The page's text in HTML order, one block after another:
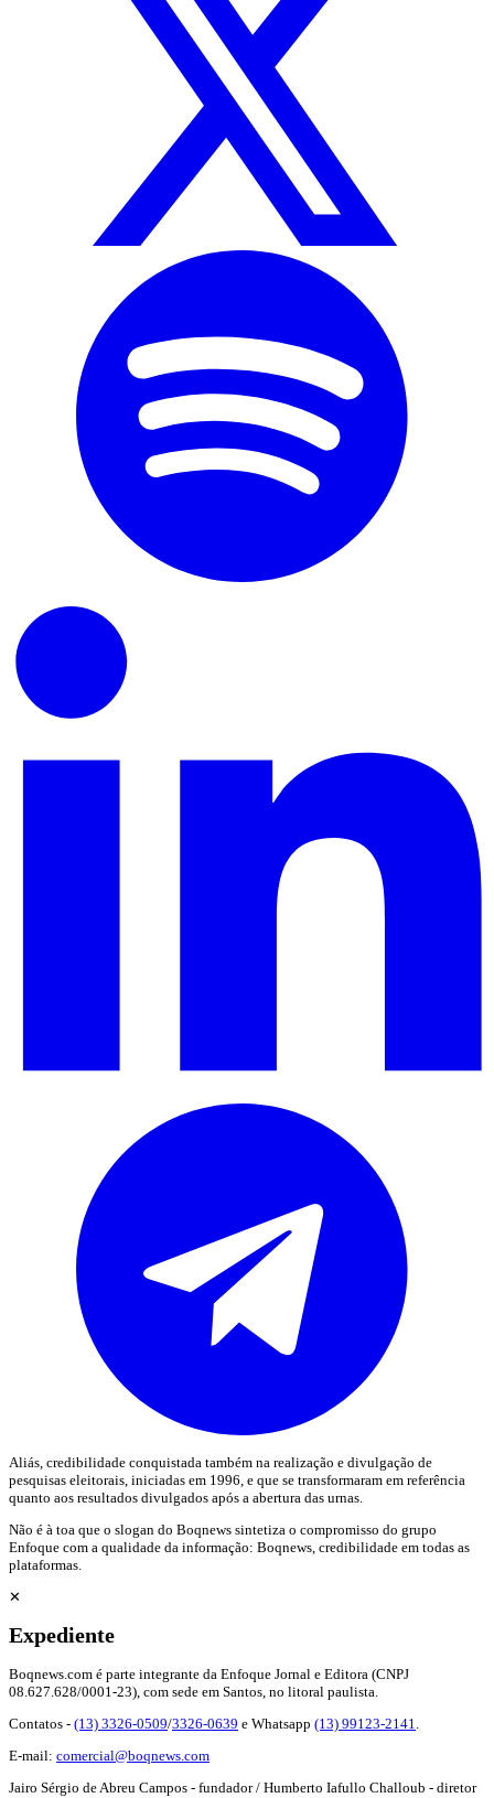
Aliás, credibilidade conquistada também na realização e divulgação de
pesquisas eleitorais, iniciadas em 1996, e que se transformaram em referência
quanto aos resultados divulgados após a abertura das urnas.
Não é à toa que o slogan do Boqnews sintetiza o compromisso do grupo
Enfoque com a qualidade da informação: Boqnews, credibilidade em todas as
plataformas.
✕
Expediente
Boqnews.com é parte integrante da Enfoque Jornal e Editora (CNPJ
08.627.628/0001-23), com sede em Santos, no litoral paulista.
Contatos - (13) 3326-0509/3326-0639 e Whatsapp (13) 99123-2141
E-mail: comercial@boqnews.com
Jairo Sérgio de Abreu Campos - fundador / Humberto Iafullo Challoub - diretor